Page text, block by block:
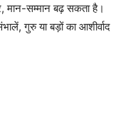
मान-सम्मान बढ़ सकता है।
गुरु या बड़ों का आशीर्वाद